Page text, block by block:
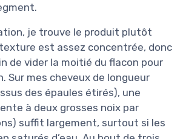
je trouve le produit plutôt
est assez concentrée, donc
de vider la moitié du flacon pour
Sur mes cheveux de longueur
des épaules étirés), une
à deux grosses noix par
suffit largement, surtout si les